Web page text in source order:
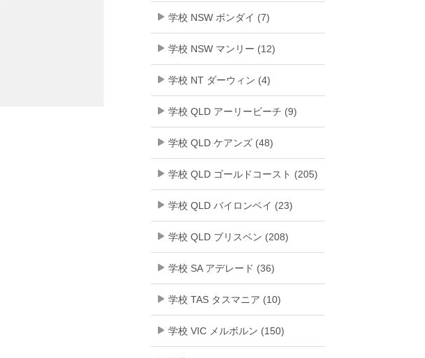
学校 NSW ボンダイ (7)
学校 NSW マンリー (12)
学校 NT ダーウィン (4)
学校 QLD アーリービーチ (9)
学校 QLD ケアンズ (48)
学校 QLD ゴールドコースト (205)
学校 QLD バイロンベイ (23)
学校 QLD ブリスベン (208)
学校 SA アデレード (36)
学校 TAS タスマニア (10)
学校 VIC メルボルン (150)